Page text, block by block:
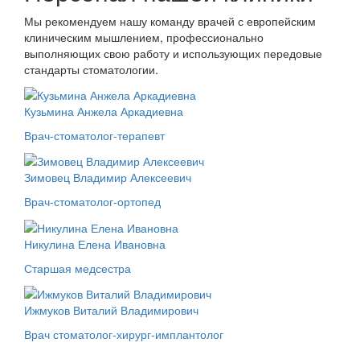
Мы рекомендуем нашу команду врачей с европейским
клиническим мышлением, профессионально
выполняющих свою работу и использующих передовые
стандарты стоматологии.
Кузьмина Анжела Аркадиевна
Врач-стоматолог-терапевт
Зимовец Владимир Алексеевич
Врач-стоматолог-ортопед
Никулина Елена Ивановна
Старшая медсестра
Ижмуков Виталий Владимирович
Врач стоматолог-хирург-имплантолог